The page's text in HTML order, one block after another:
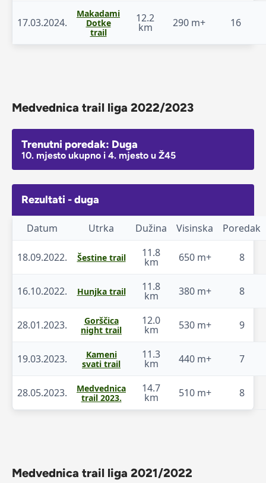
17.03.2024.
Makadami
Dotke
trail
12.2
km 290 m+ 16
Medvednica trail liga 2022/2023
Trenutni poredak: Duga
10. mjesto ukupno i 4. mjesto u Ž45
Rezultati - duga
Datum Utrka Dužina Visinska Poredak
18.09.2022. Šestine trail 11.8
km 650 m+ 8
16.10.2022. Hunjka trail 11.8
km 380 m+ 8
28.01.2023.
Gorščica
night trail
12.0
km 530 m+ 9
19.03.2023.
Kameni
svati trail
11.3
km 440 m+ 7
28.05.2023.
Medvednica
trail 2023.
14.7
km 510 m+ 8
Medvednica trail liga 2021/2022